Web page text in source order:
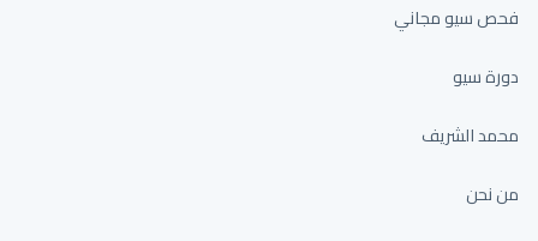
فحص سيو مجاني
دورة سيو
محمد الشريف
من نحن